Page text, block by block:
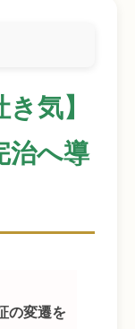
気】
治へ導
の変遷を